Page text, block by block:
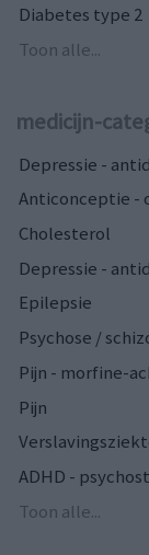
Diabetes type 2
Toon alle...
medicijn-
Depressie -
Anticonceptie -
Cholesterol
Depressie -
Epilepsie
Psychose /
Pijn - morfine-
Pijn
ADHD -
Toon alle...